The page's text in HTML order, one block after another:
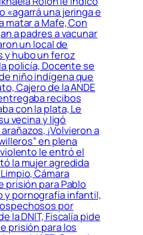
«agarrá una jeringa e
matar a Mafe, Con
a padres a vacunar
un local de
hubo un feroz
policía, Docente se
niño indígena que
Cajero de la ANDE
recibos
con la plata, Le
vecina y ligó
¡Volvieron a
en plena
le entró el
la mujer agredida
Cámara
prisión para Pablo
y pornografía infantil,
por
la DNIT, Fiscalía pide
prisión para los